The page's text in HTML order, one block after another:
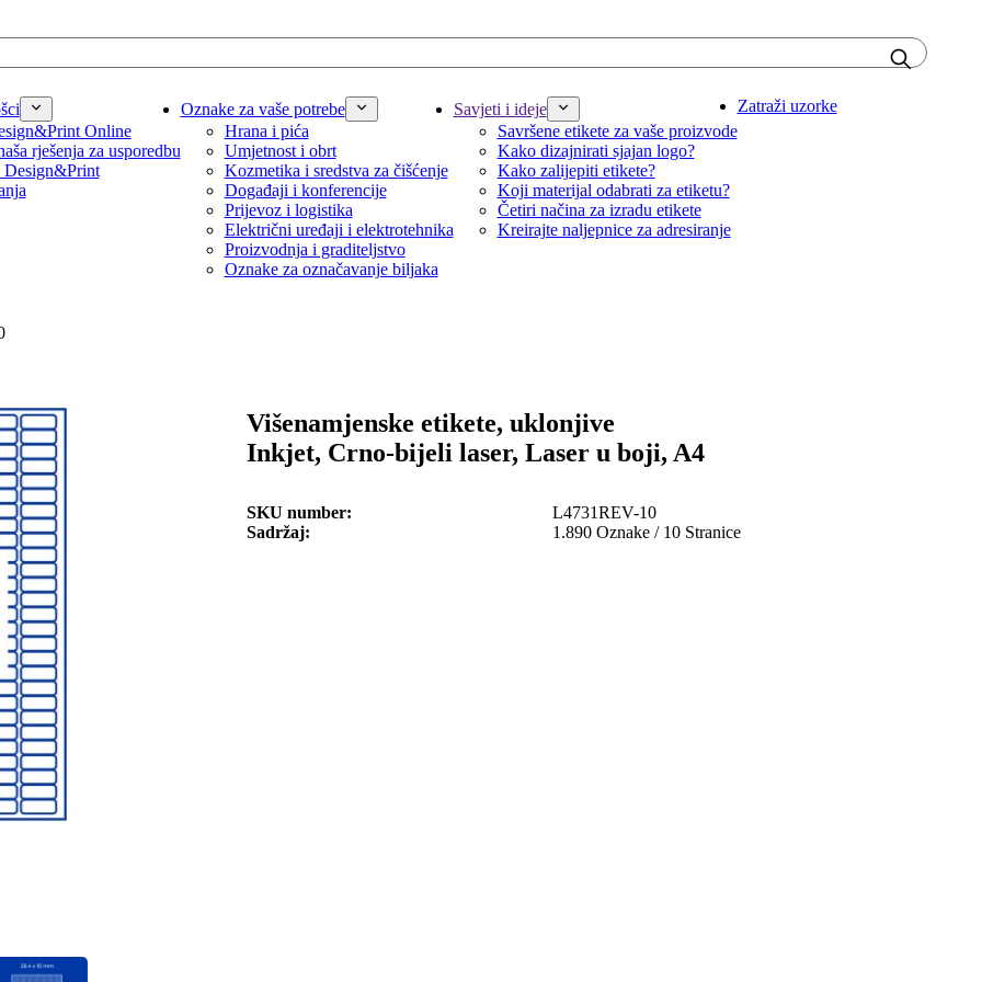
Online
rješenja za usporedbu
Design&Print
Oznake za vaše potrebe
Hrana i pića
Umjetnost i obrt
Kozmetika i sredstva za čišćenje
Događaji i konferencije
Prijevoz i logistika
Električni uređaji i elektrotehnika
Proizvodnja i graditeljstvo
Oznake za označavanje biljaka
Savjeti i ideje
Savršene etikete za vaše proizvode
Kako dizajnirati sjajan logo?
Kako zalijepiti etikete?
Koji materijal odabrati za etiketu?
Četiri načina za izradu etikete
Kreirajte naljepnice za adresiranje
Zatraži uzorke
Višenamjenske etikete, uklonjive
Inkjet, Crno-bijeli laser, Laser u boji, A4
SKU number
L4731REV-10
Sadržaj
1.890 Oznake / 10 Stranice